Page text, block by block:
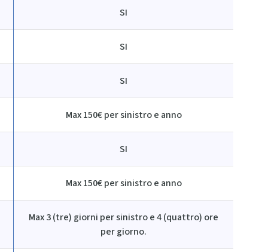
SI
SI
SI
Max 150€ per sinistro e anno
SI
Max 150€ per sinistro e anno
Max 3 (tre) giorni per sinistro e 4 (quattro) ore
per giorno.